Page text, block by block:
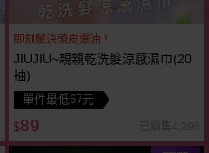
即刻解決頭皮爆油！
JIUJIU~親親乾洗髮涼感濕巾(20
抽)
單件最低67元
$89 已銷售4,396